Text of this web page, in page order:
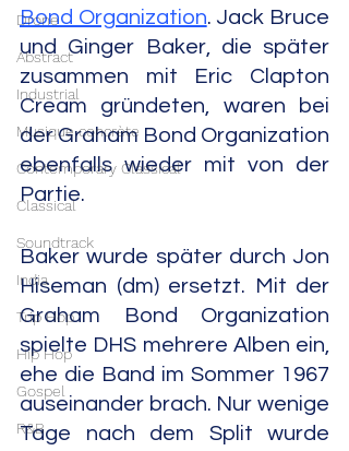
Drone
Abstract
Industrial
Musique concrète
Contemporary Classical
Classical
Soundtrack
India
Trip Hop
Hip Hop
Gospel
R&B
Bond Organization. Jack Bruce
und Ginger Baker, die später
zusammen mit Eric Clapton
Cream gründeten, waren bei
der Graham Bond Organization
ebenfalls wieder mit von der
Partie.
Baker wurde später durch Jon
Hiseman (dm) ersetzt. Mit der
Graham Bond Organization
spielte DHS mehrere Alben ein,
ehe die Band im Sommer 1967
auseinander brach. Nur wenige
Tage nach dem Split wurde